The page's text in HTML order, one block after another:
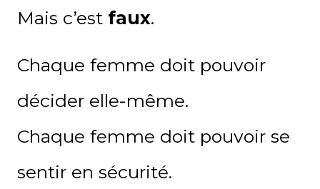
Mais c’est faux.
Chaque femme doit pouvoir
décider elle-même.
Chaque femme doit pouvoir se
sentir en sécurité.